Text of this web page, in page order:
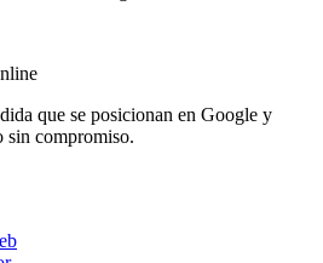
que se posicionan en Google y
sin compromiso.